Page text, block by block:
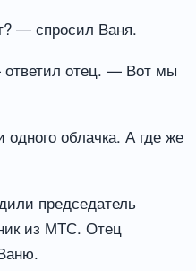
— спросил Ваня.
отец. — Вот мы
облачка. А где же
председатель
из МТС. Отец